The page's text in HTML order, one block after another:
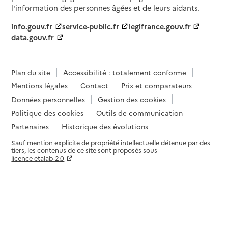
l'information des personnes âgées et de leurs aidants.
info.gouv.fr
service-public.fr
legifrance.gouv.fr
data.gouv.fr
Plan du site
Accessibilité : totalement conforme
Mentions légales
Contact
Prix et comparateurs
Données personnelles
Gestion des cookies
Politique des cookies
Outils de communication
Partenaires
Historique des évolutions
Sauf mention explicite de propriété intellectuelle détenue par des
tiers, les contenus de ce site sont proposés sous
licence etalab-2.0